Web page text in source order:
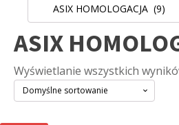
ASIX HOMOLOGACJA (9)
ASIX
Wyświetlanie wszystkich